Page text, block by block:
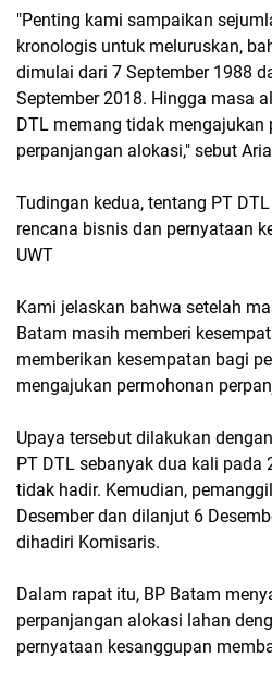
"Penting kami sampaikan
kronologis untuk meluruskan,
dimulai dari 7 September 1988
September 2018. Hingga masa
DTL memang tidak mengajukan
perpanjangan alokasi," sebut
Tudingan kedua, tentang PT
rencana bisnis dan pernyataan
UWT
Kami jelaskan bahwa setelah
Batam masih memberi
memberikan kesempatan bagi
mengajukan permohonan
Upaya tersebut dilakukan
PT DTL sebanyak dua kali pada
tidak hadir. Kemudian,
Desember dan dilanjut 6
dihadiri Komisaris.
Dalam rapat itu, BP Batam
perpanjangan alokasi lahan
pernyataan kesanggupan